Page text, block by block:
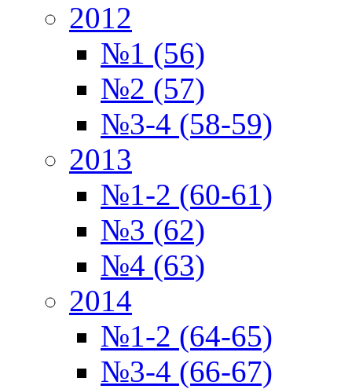
2012
№1 (56)
№2 (57)
№3-4 (58-59)
2013
№1-2 (60-61)
№3 (62)
№4 (63)
2014
№1-2 (64-65)
№3-4 (66-67)